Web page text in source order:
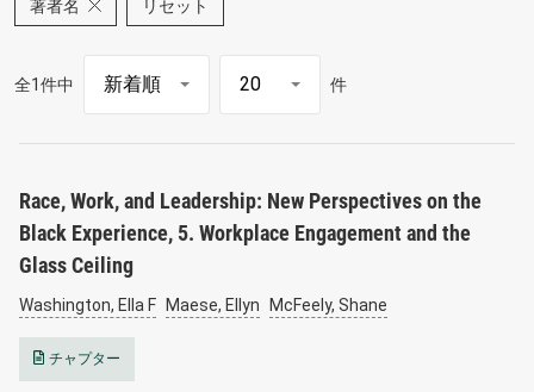
著者名 リセット
全1件中 件
Race, Work, and Leadership: New Perspectives on the
Black Experience, 5. Workplace Engagement and the
Glass Ceiling
Washington, Ella F Maese, Ellyn McFeely, Shane
チャプター